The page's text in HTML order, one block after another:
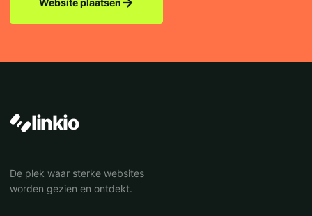
Website plaatsen
linkio
De plek waar sterke websites
worden gezien en ontdekt.